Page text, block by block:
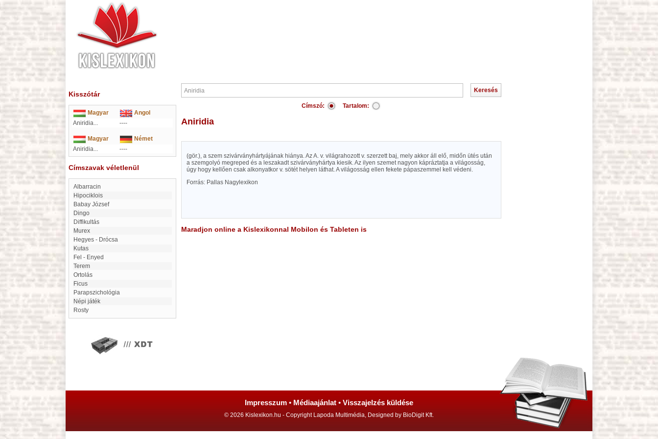
Kisszótár
Magyar
Angol
Aniridia...
----
Magyar
Német
Aniridia...
----
Címszavak véletlenül
Albarracin
hipociklois
Babay József
Dingo
diffikultás
Murex
Hegyes - Drócsa
Kutas
Fel - Enyed
Terem
Ortolás
Ficus
Parapszichológia
Népi játék
Rosty
Címszó: Tartalom:
Aniridia
(gör.), a szem szivárványhártyájának hiánya. Az A. v. világrahozott v. szerzett baj, mely akkor áll elő, midőn ütés után
a szemgolyó megreped és a leszakadt szivárványhártya kiesik. Az ilyen szemet nagyon kápráztatja a világosság,
úgy hogy kellően csak alkonyatkor v. sötét helyen láthat. A világosság ellen fekete pápaszemmel kell védeni.
Forrás: Pallas Nagylexikon
Maradjon online a Kislexikonnal Mobilon és Tableten is
Impresszum • Médiaajánlat • Visszajelzés küldése
© 2026 Kislexikon.hu - Copyright Lapoda Multimédia, Designed by BioDigit Kft.